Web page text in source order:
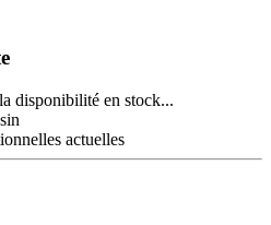
disponibilité en stock...
actuelles